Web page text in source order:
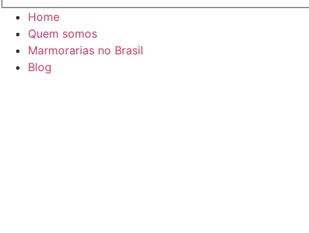
Home
Quem somos
Marmorarias no Brasil
Blog